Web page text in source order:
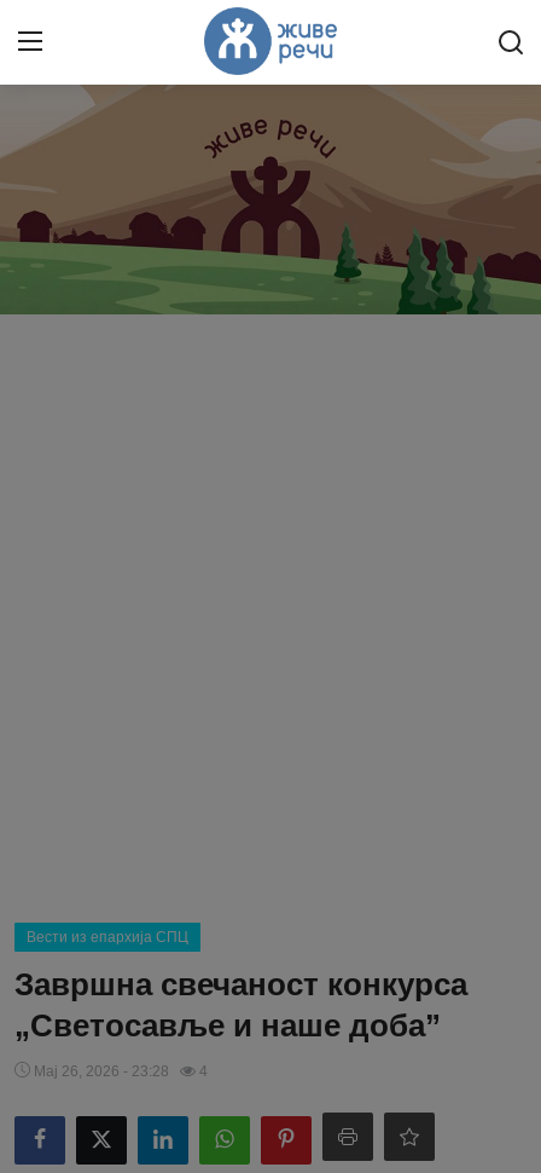
Пријави се Регистрација
Вести из епархија СПЦ
Завршна свечаност конкурса
„Светосавље и наше доба”
Мај 26, 2026 - 23:28 4